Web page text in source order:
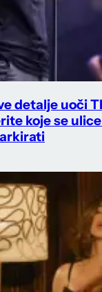
detalje uoči
koje se